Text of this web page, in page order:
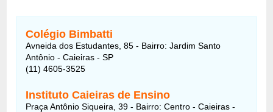
Colégio Bimbatti
Avneida dos Estudantes, 85 - Bairro: Jardim Santo
Antônio - Caieiras - SP
(11) 4605-3525
Instituto Caieiras de Ensino
Praça Antônio Siqueira, 39 - Bairro: Centro - Caieiras -